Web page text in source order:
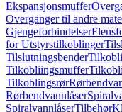
Ekspansjonsmuffer
Overganger til andre
Gjengeforbindelser
for Utstyrstilkoblinger
Tilslutningsbender
Tilkobliingsmuffer
Tilkoblingsrør
Rørbendvannlåser
SpiralvannlåserTilbehør